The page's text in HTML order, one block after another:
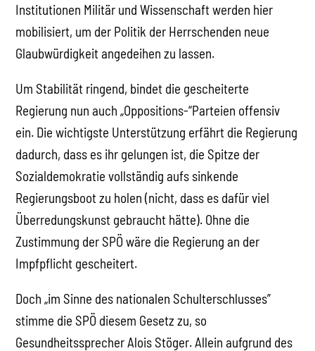
Institutionen Militär und Wissenschaft werden hier
mobilisiert, um der Politik der Herrschenden neue
Glaubwürdigkeit angedeihen zu lassen.
Um Stabilität ringend, bindet die gescheiterte
Regierung nun auch „Oppositions-“Parteien offensiv
ein. Die wichtigste Unterstützung erfährt die Regierung
dadurch, dass es ihr gelungen ist, die Spitze der
Sozialdemokratie vollständig aufs sinkende
Regierungsboot zu holen (nicht, dass es dafür viel
Überredungskunst gebraucht hätte). Ohne die
Zustimmung der SPÖ wäre die Regierung an der
Impfpflicht gescheitert.
Doch „im Sinne des nationalen Schulterschlusses”
stimme die SPÖ diesem Gesetz zu, so
Gesundheitssprecher Alois Stöger. Allein aufgrund des